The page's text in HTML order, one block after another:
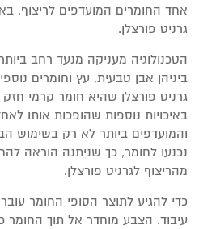
אחד החומרים המועדפים לריצוף,
גרניט פורצלן.
הטכנולוגיה מעניקה מנעד רחב
ביניהן אבן טבעית, עץ וחומרים
גרניט פורצלן שהיא חומר קרמי חזק
באיכויות נוספות שהופכות אותו
והמועדפים ביותר לא רק בשימוש
נכנעו לחומר, כך שניתנה הוראה
מהריצוף לגרניט פורצלן.
כדי להגיע לתוצר הסופי החומר
עיבוד. הצבע מוחדר אל תוך החומר